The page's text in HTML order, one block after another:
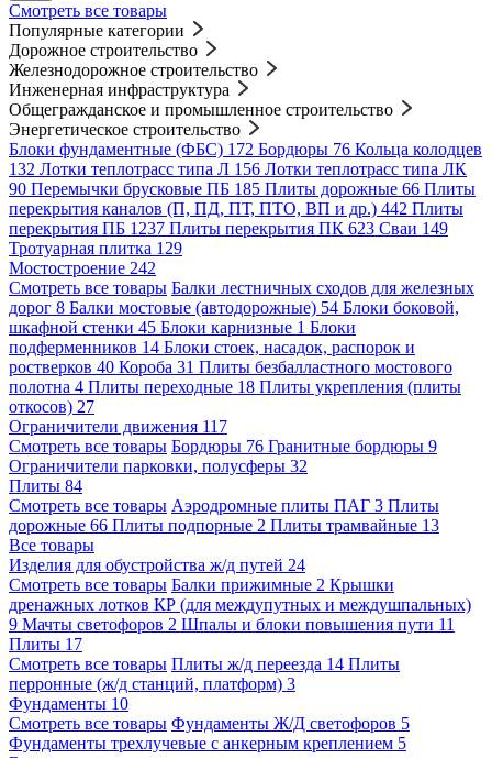
Смотреть все товары
Популярные категории
Дорожное строительство
Железнодорожное строительство
Инженерная инфраструктура
Общегражданское и промышленное строительство
Энергетическое строительство
Блоки фундаментные (ФБС) 172 Бордюры 76 Кольца колодцев
132 Лотки теплотрасс типа Л 156 Лотки теплотрасс типа ЛК
90 Перемычки брусковые ПБ 185 Плиты дорожные 66 Плиты
перекрытия каналов (П, ПД, ПТ, ПТО, ВП и др.) 442 Плиты
перекрытия ПБ 1237 Плиты перекрытия ПК 623 Сваи 149
Тротуарная плитка 129
Мостостроение 242
Смотреть все товары Балки лестничных сходов для железных
дорог 8 Балки мостовые (автодорожные) 54 Блоки боковой,
шкафной стенки 45 Блоки карнизные 1 Блоки
подферменников 14 Блоки стоек, насадок, распорок и
ростверков 40 Короба 31 Плиты безбалластного мостового
полотна 4 Плиты переходные 18 Плиты укрепления (плиты
откосов) 27
Ограничители движения 117
Смотреть все товары Бордюры 76 Гранитные бордюры 9
Ограничители парковки, полусферы 32
Плиты 84
Смотреть все товары Аэродромные плиты ПАГ 3 Плиты
дорожные 66 Плиты подпорные 2 Плиты трамвайные 13
Все товары
Изделия для обустройства ж/д путей 24
Смотреть все товары Балки прижимные 2 Крышки
дренажных лотков КР (для междупутных и междушпальных)
9 Мачты светофоров 2 Шпалы и блоки повышения пути 11
Плиты 17
Смотреть все товары Плиты ж/д переезда 14 Плиты
перронные (ж/д станций, платформ) 3
Фундаменты 10
Смотреть все товары Фундаменты Ж/Д светофоров 5
Фундаменты трехлучевые с анкерным креплением 5